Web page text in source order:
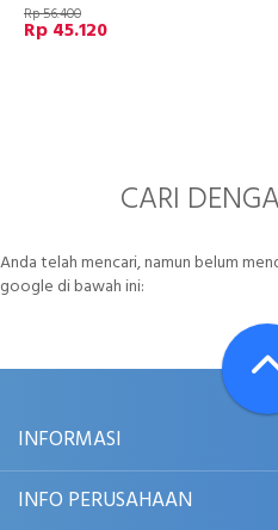
Rp 56.400
Rp 45.120
CARI
Anda telah mencari, namun belum
google di bawah ini:
INFORMASI
INFO PERUSAHAAN